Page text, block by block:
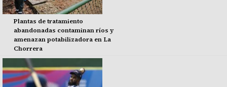
Plantas de tratamiento
abandonadas contaminan ríos y
amenazan potabilizadora en La
Chorrera